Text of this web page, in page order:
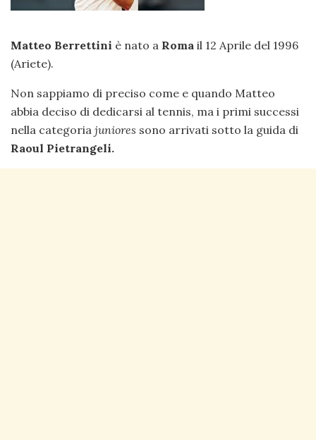
Matteo Berrettini è nato a Roma il 12 Aprile del 1996
(Ariete).
Non sappiamo di preciso come e quando Matteo
abbia deciso di dedicarsi al tennis, ma i primi successi
nella categoria juniores sono arrivati sotto la guida di
Raoul Pietrangeli.